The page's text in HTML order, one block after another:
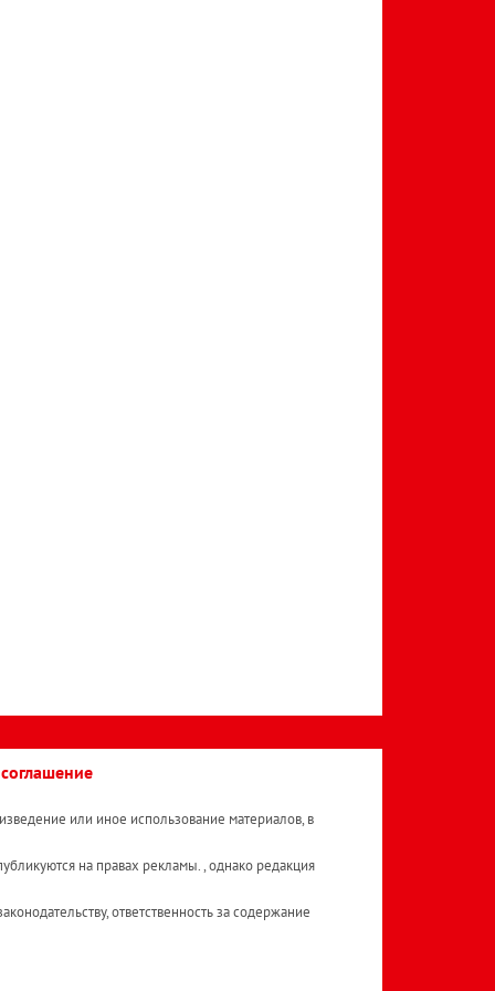
или иное использование материалов, в
на правах рекламы. , однако редакция
ответственность за содержание